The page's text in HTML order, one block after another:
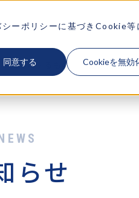
ーポリシーに基づきCookie等
同意する Cookieを無効
が大切にするもの 企業情報
らせ